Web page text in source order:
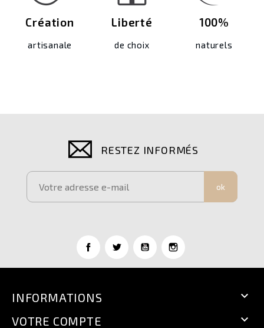
Création
artisanale
Liberté
de choix
100%
naturels
RESTEZ INFORMÉS
ok
INFORMATIONS

VOTRE COMPTE
